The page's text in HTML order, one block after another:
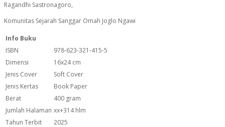
Ragandhi Sastronagoro,
Komunitas Sejarah Sanggar Omah Joglo Ngawi
Info Buku
ISBN
978-623-321-415-5
Dimensi
16x24 cm
Jenis Cover
Soft Cover
Jenis Kertas
Book Paper
Berat
400 gram
Jumlah Halaman xx+314 hlm
Tahun Terbit
2025